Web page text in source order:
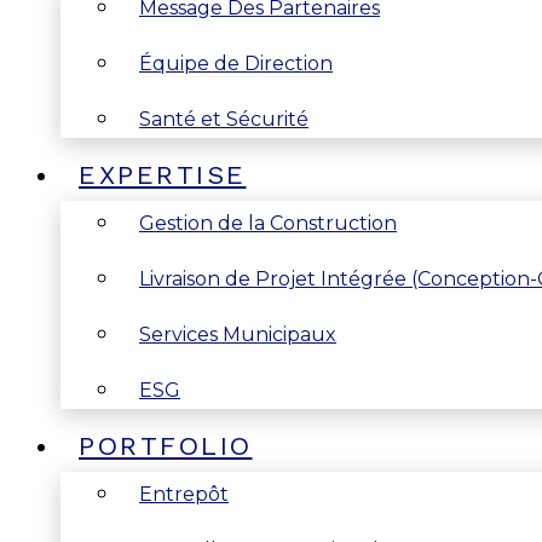
Message Des Partenaires
Équipe de Direction
Santé et Sécurité
EXPERTISE
Gestion de la Construction
Livraison de Projet Intégrée
Services Municipaux
ESG
PORTFOLIO
Entrepôt